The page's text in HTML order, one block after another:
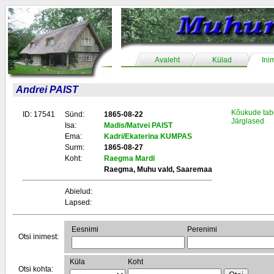
Avaleht Külad
Andrei PAIST
ID: 17541 Sünd:
1865-08-22
Isa:
Madis/Matvei PAIST
Ema:
Kadri/Ekaterina KUMPAS
Surm:
1865-08-27
Koht:
Raegma Mardi
Raegma, Muhu vald, Saaremaa
Abielud:
Lapsed:
Kõukude
Järglased
Otsi inimest:
Eesnimi Perenimi
Otsi kohta:
Küla Koht